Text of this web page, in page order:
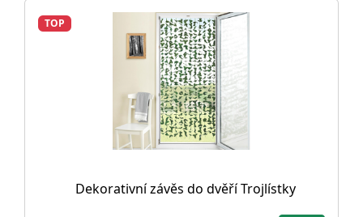
TOP
Dekorativní závěs do dvěří Trojlístky